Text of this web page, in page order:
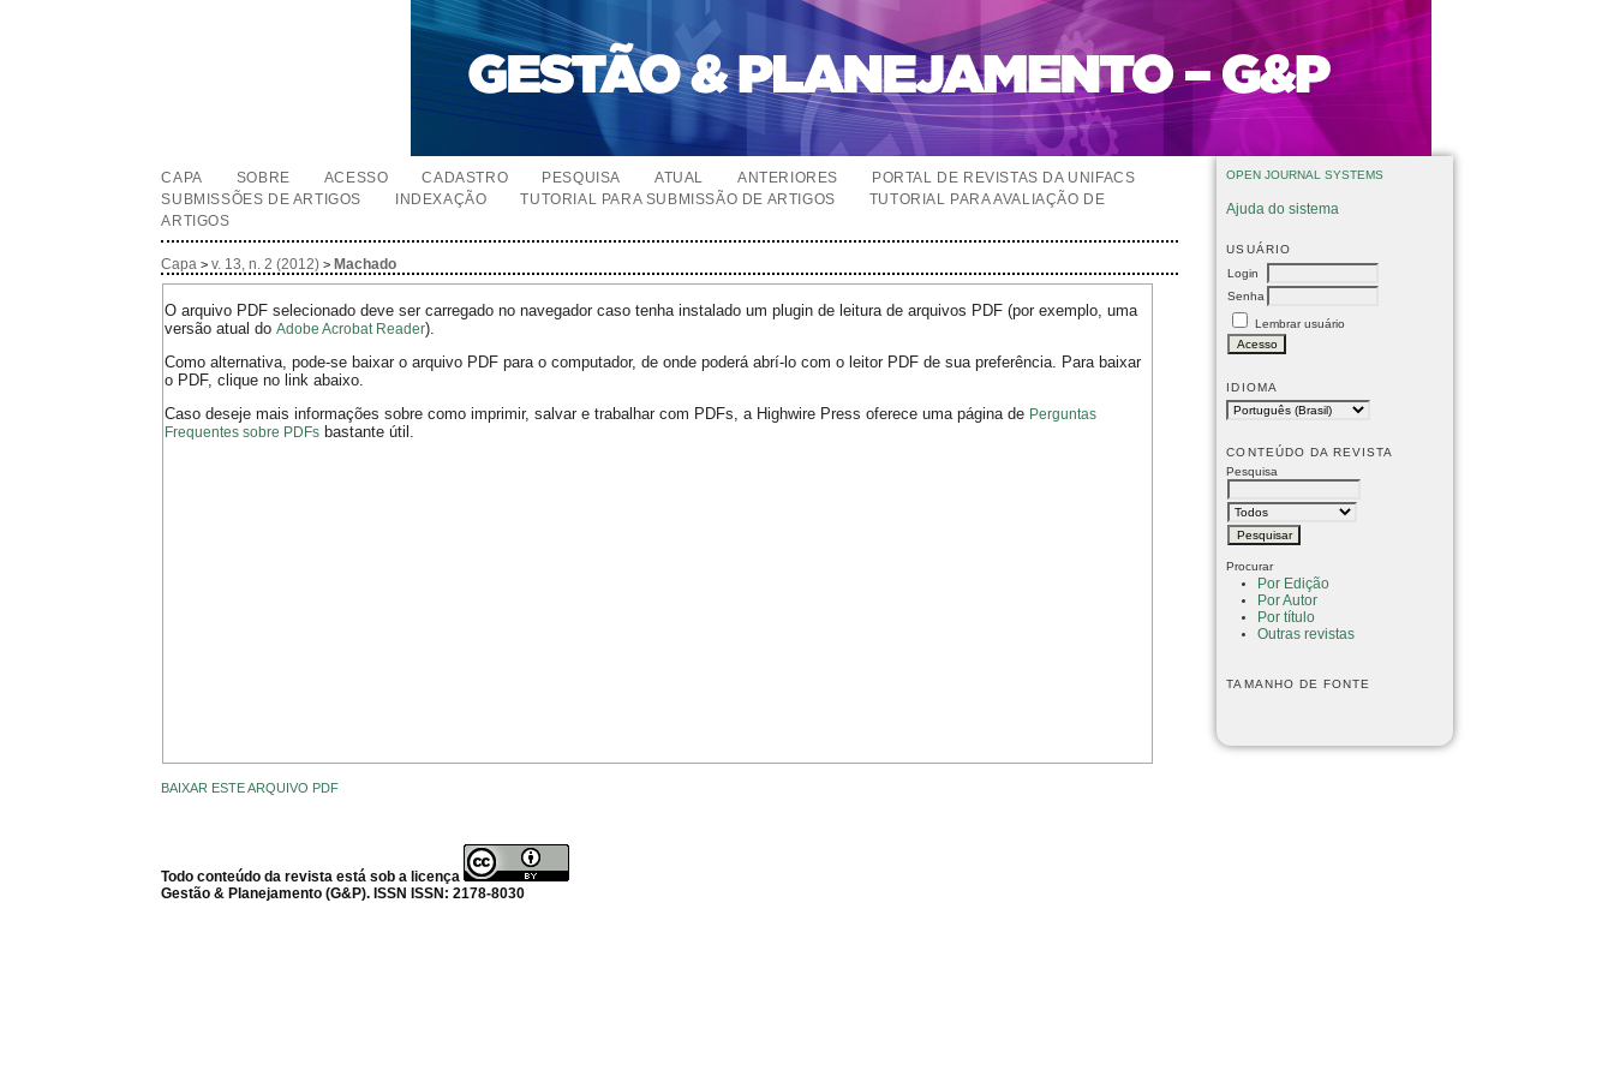
OPEN JOURNAL SYSTEMS
Ajuda do sistema
USUÁRIO
Login
Senha
Lembrar usuário
IDIOMA
CONTEÚDO DA REVISTA
Pesquisa
Procurar
Por Edição
Por Autor
Por título
Outras revistas
TAMANHO DE FONTE
CAPA SOBRE ACESSO CADASTRO PESQUISA ATUAL ANTERIORES
PORTAL DE REVISTAS DA UNIFACS
SUBMISSÕES DE ARTIGOS
INDEXAÇÃO TUTORIAL PARA SUBMISSÃO DE ARTIGOS
TUTORIAL PARA AVALIAÇÃO DE
ARTIGOS
Capa >v. 13, n. 2 (2012) > Machado
O arquivo PDF selecionado deve ser carregado no navegador caso tenha instalado um plugin de leitura de arquivos PDF (por exemplo, uma
versão atual doAdobe Acrobat Reader).
Como alternativa, pode-se baixar o arquivo PDF para o computador, de onde poderá abrí-lo com o leitor PDF de sua preferência. Para baixar
o PDF, clique no link abaixo.
Caso deseje mais informações sobre como imprimir, salvar e trabalhar com PDFs, a Highwire Press oferece uma página de Perguntas
Frequentes sobre PDFs bastante útil.
BAIXAR ESTE ARQUIVO PDF
Todo conteúdo da revista está sob a licença
Gestão & Planejamento (G&P). ISSN ISSN: 2178-8030